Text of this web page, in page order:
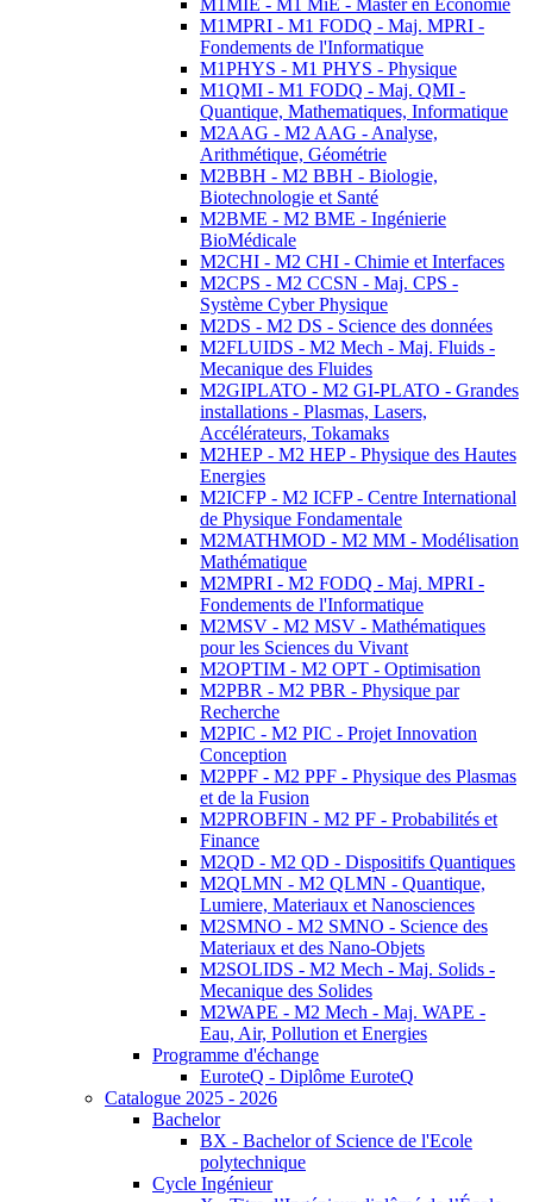
M1MIE - M1 MiE - Master en Economie
M1MPRI - M1 FODQ - Maj. MPRI -
Fondements de l'Informatique
M1PHYS - M1 PHYS - Physique
M1QMI - M1 FODQ - Maj. QMI -
Quantique, Mathematiques, Informatique
M2AAG - M2 AAG - Analyse,
Arithmétique, Géométrie
M2BBH - M2 BBH - Biologie,
Biotechnologie et Santé
M2BME - M2 BME - Ingénierie
BioMédicale
M2CHI - M2 CHI - Chimie et Interfaces
M2CPS - M2 CCSN - Maj. CPS -
Système Cyber Physique
M2DS - M2 DS - Science des données
M2FLUIDS - M2 Mech - Maj. Fluids -
Mecanique des Fluides
M2GIPLATO - M2 GI-PLATO - Grandes
installations - Plasmas, Lasers,
Accélérateurs, Tokamaks
M2HEP - M2 HEP - Physique des Hautes
Energies
M2ICFP - M2 ICFP - Centre International
de Physique Fondamentale
M2MATHMOD - M2 MM - Modélisation
Mathématique
M2MPRI - M2 FODQ - Maj. MPRI -
Fondements de l'Informatique
M2MSV - M2 MSV - Mathématiques
pour les Sciences du Vivant
M2OPTIM - M2 OPT - Optimisation
M2PBR - M2 PBR - Physique par
Recherche
M2PIC - M2 PIC - Projet Innovation
Conception
M2PPF - M2 PPF - Physique des Plasmas
et de la Fusion
M2PROBFIN - M2 PF - Probabilités et
Finance
M2QD - M2 QD - Dispositifs Quantiques
M2QLMN - M2 QLMN - Quantique,
Lumiere, Materiaux et Nanosciences
M2SMNO - M2 SMNO - Science des
Materiaux et des Nano-Objets
M2SOLIDS - M2 Mech - Maj. Solids -
Mecanique des Solides
M2WAPE - M2 Mech - Maj. WAPE -
Eau, Air, Pollution et Energies
Programme d'échange
EuroteQ - Diplôme EuroteQ
Catalogue 2025 - 2026
Bachelor
BX - Bachelor of Science de l'Ecole
polytechnique
Cycle Ingénieur